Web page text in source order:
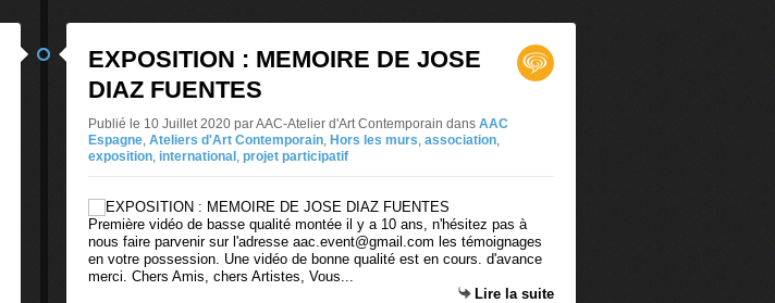
EXPOSITION : MEMOIRE DE JOSE
DIAZ FUENTES
Publié le 10 Juillet 2020 par AAC-Atelier d'Art Contemporain dans AAC
Espagne, Ateliers d'Art Contemporain, Hors les murs, association,
exposition, international , projet participatif
Première vidéo de basse qualité montée il y a 10 ans, n'hésitez pas à
nous faire parvenir sur l'adresse aac.event@gmail.com les témoignages
en votre possession. Une vidéo de bonne qualité est en cours. d'avance
merci. Chers Amis, chers Artistes, Vous...
Lire la suite